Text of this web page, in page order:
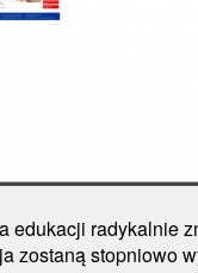
edukacji radykalnie
zostaną stopniowo